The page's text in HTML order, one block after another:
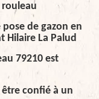
rouleau
de gazon en
Hilaire La Palud
79210 est
confié à un